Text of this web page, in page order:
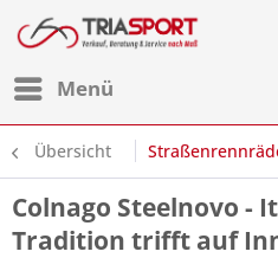
Menü
Übersicht
Colnago Steelnovo -
Tradition trifft auf